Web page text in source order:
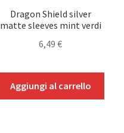
Dragon Shield silver
matte sleeves mint verdi
6,49€
Aggiungi al carrello